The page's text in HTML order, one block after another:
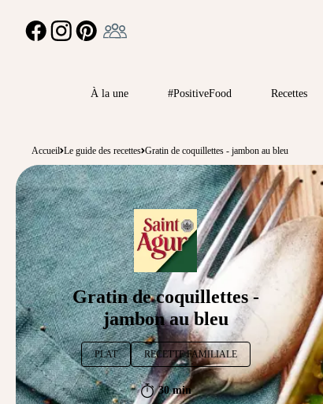
FACEBOOKINSTAGRAMPINTEREST
À la une #PositiveFood Recettes
Accueil Le guide des recettes Gratin de coquillettes - jambon au bleu
Gratin de coquillettes -
jambon au bleu
PLAT RECETTE FAMILIALE
30 min